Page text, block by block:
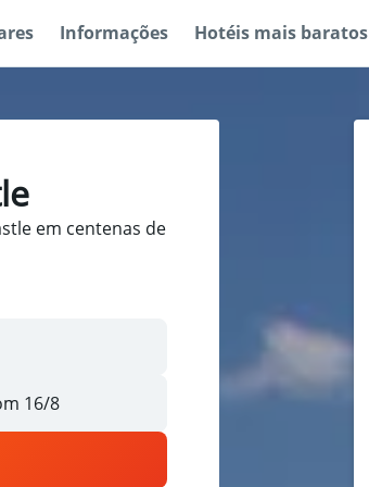
Informações Hotéis mais baratos
em centenas de
16/8